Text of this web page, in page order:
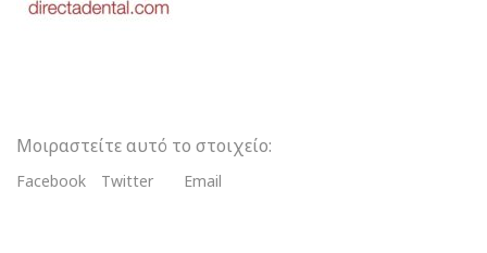
Μοιραστείτε αυτό το στοιχείο:
Facebook Twitter Email